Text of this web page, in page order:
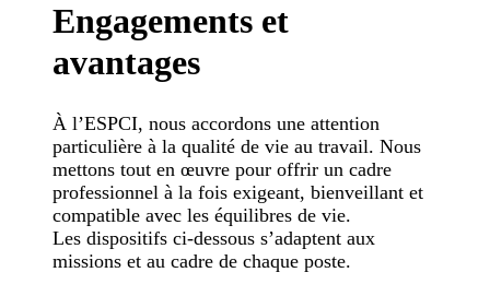
Engagements et
avantages
À l’ESPCI, nous accordons une attention
particulière à la qualité de vie au travail. Nous
mettons tout en œuvre pour offrir un cadre
professionnel à la fois exigeant, bienveillant et
compatible avec les équilibres de vie.
Les dispositifs ci-dessous s’adaptent aux
missions et au cadre de chaque poste.